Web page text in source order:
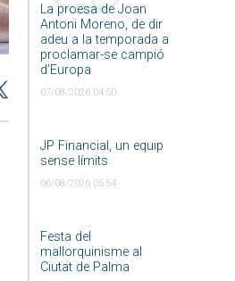
La proesa de Joan
Antoni Moreno, de dir
adeu a la temporada a
proclamar-se campió
d’Europa
07/08/2026 04:50
JP Financial, un equip
sense límits
06/08/2026 05:54
Festa del
mallorquinisme al
Ciutat de Palma